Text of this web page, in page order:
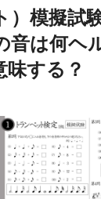
）模擬試
音は何ヘ
する？